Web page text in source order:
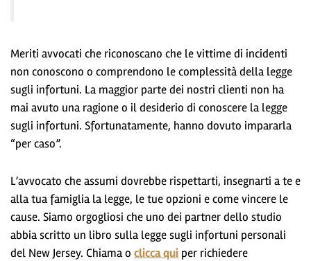
Meriti avvocati che riconoscano che le vittime di incidenti
non conoscono o comprendono le complessità della legge
sugli infortuni. La maggior parte dei nostri clienti non ha
mai avuto una ragione o il desiderio di conoscere la legge
sugli infortuni. Sfortunatamente, hanno dovuto impararla
“per caso”.
L’avvocato che assumi dovrebbe rispettarti, insegnarti a te e
alla tua famiglia la legge, le tue opzioni e come vincere le
cause. Siamo orgogliosi che uno dei partner dello studio
abbia scritto un libro sulla legge sugli infortuni personali
del New Jersey. Chiama o clicca qui per richiedere